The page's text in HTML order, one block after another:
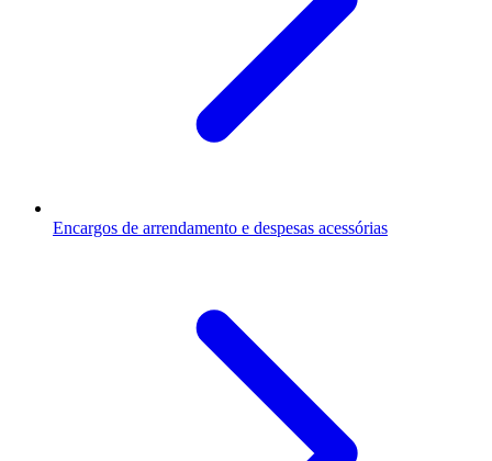
Encargos de arrendamento e despesas acessórias